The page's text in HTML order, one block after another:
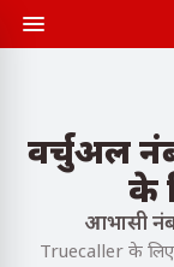
वर्चुअल
के
आभासी
Truecaller के